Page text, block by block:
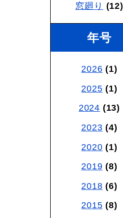
窓廻り (12)
年号
2026 (1)
2025 (1)
2024 (13)
2023 (4)
2020 (1)
2019 (8)
2018 (6)
2015 (8)